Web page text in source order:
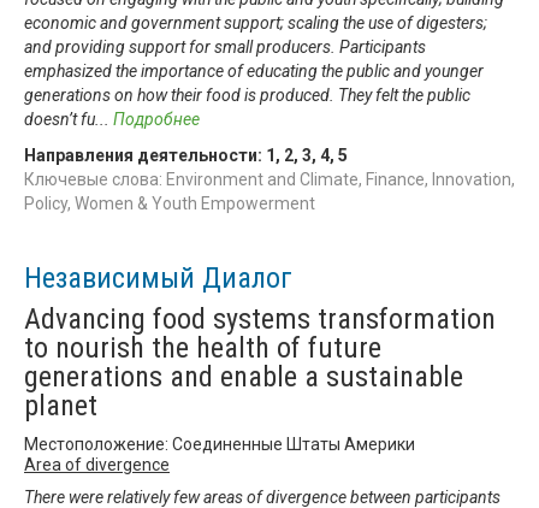
economic and government support; scaling the use of digesters;
and providing support for small producers. Participants
emphasized the importance of educating the public and younger
generations on how their food is produced. They felt the public
doesn’t fu
Подробнее
Направления деятельности: 1 , 2, 3, 4, 5
Ключевые слова: Environment and Climate, Finance, Innovation,
Policy, Women & Youth Empowerment
Независимый Диалог
Advancing food systems transformation
to nourish the health of future
generations and enable a sustainable
planet
Местоположение: Соединенные Штаты Америки
Area of divergence
There were relatively few areas of divergence between participants